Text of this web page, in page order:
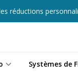
réductions
Systèmes de